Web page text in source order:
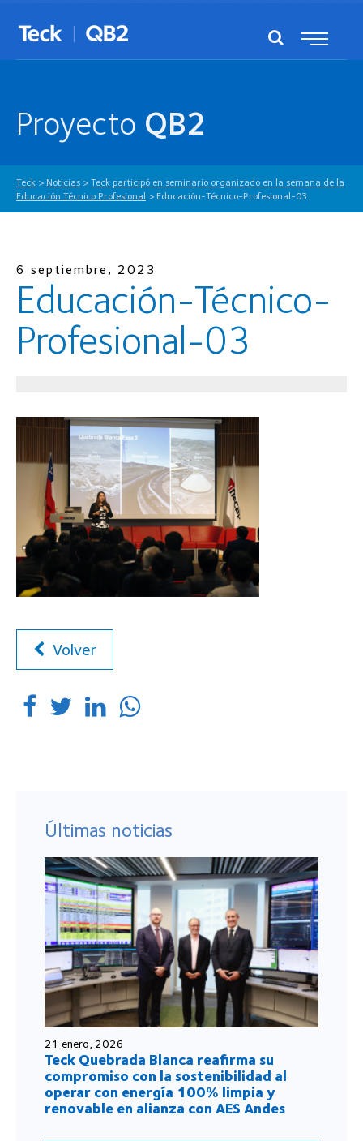
Proyecto QB2
Teck > Noticias > Teck participó en seminario organizado en la semana de la
Educación Técnico Profesional > Educación-Técnico-Profesional-03
6 septiembre, 2023
Educación-Técnico-
Profesional-03
Volver
Últimas noticias
21 enero, 2026
Teck Quebrada Blanca reafirma su
compromiso con la sostenibilidad al
operar con energía 100% limpia y
renovable en alianza con AES Andes